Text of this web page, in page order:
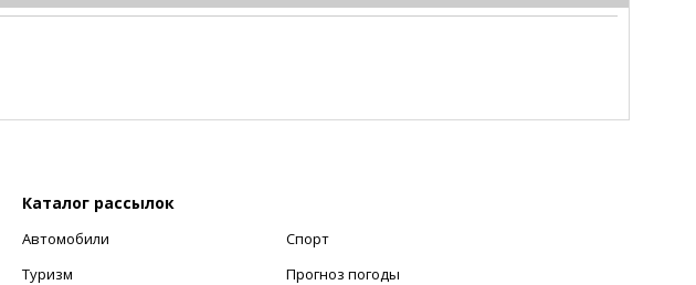
Каталог рассылок
Автомобили
Туризм
Спорт
Прогноз погоды